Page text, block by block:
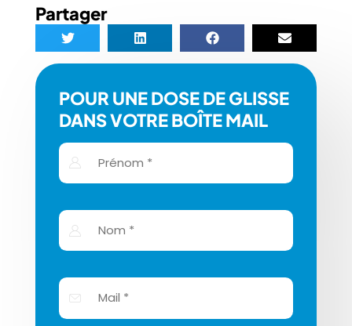
Partager
POUR UNE DOSE DE GLISSE
DANS VOTRE BOÎTE MAIL